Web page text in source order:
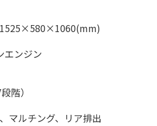
エンジン
階）
マルチング、リア排出